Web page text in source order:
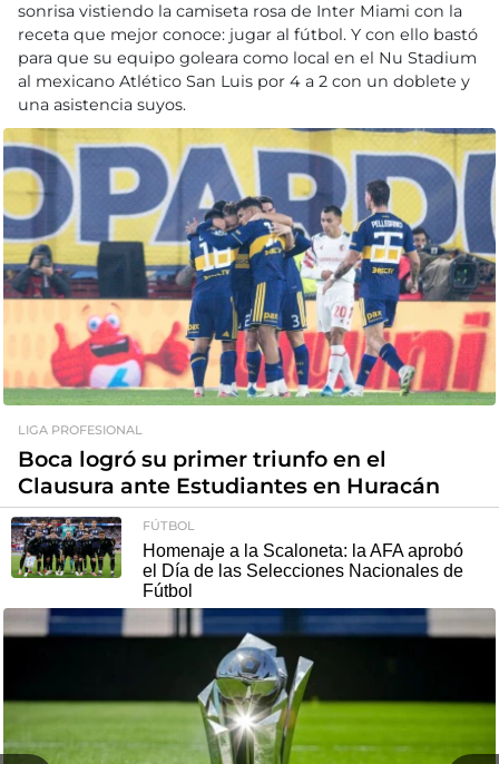
sonrisa vistiendo la camiseta rosa de Inter Miami con la
receta que mejor conoce: jugar al fútbol. Y con ello bastó
para que su equipo goleara como local en el Nu Stadium
al mexicano Atlético San Luis por 4 a 2 con un doblete y
una asistencia suyos.
LIGA PROFESIONAL
Boca logró su primer triunfo en el
Clausura ante Estudiantes en Huracán
FÚTBOL
Homenaje a la Scaloneta: la AFA aprobó
el Día de las Selecciones Nacionales de
Fútbol